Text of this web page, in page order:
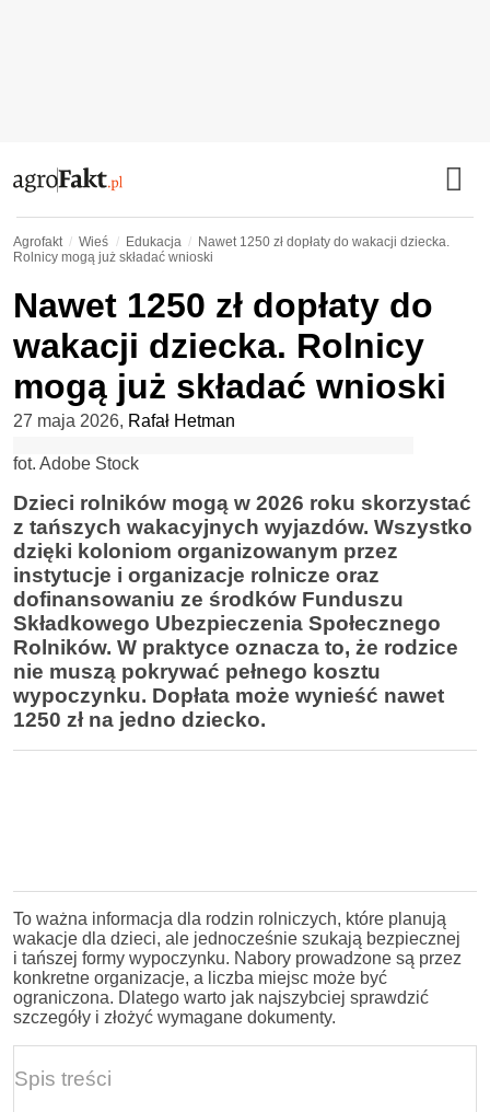
Agrofakt Wieś Edukacja
Nawet 1250 zł dopłaty do wakacji dziecka.
Rolnicy mogą już składać wnioski
Nawet 1250 zł dopłaty do
wakacji dziecka. Rolnicy
mogą już składać wnioski
27 maja 2026, Rafał Hetman
fot. Adobe Stock
Dzieci rolników mogą w 2026 roku skorzystać
z tańszych wakacyjnych wyjazdów. Wszystko
dzięki koloniom organizowanym przez
instytucje i organizacje rolnicze oraz
dofinansowaniu ze środków Funduszu
Składkowego Ubezpieczenia Społecznego
Rolników. W praktyce oznacza to, że rodzice
nie muszą pokrywać pełnego kosztu
wypoczynku. Dopłata może wynieść nawet
1250 zł na jedno dziecko.
To ważna informacja dla rodzin rolniczych, które planują
wakacje dla dzieci, ale jednocześnie szukają bezpiecznej
i tańszej formy wypoczynku. Nabory prowadzone są przez
konkretne organizacje, a liczba miejsc może być
ograniczona. Dlatego warto jak najszybciej sprawdzić
szczegóły i złożyć wymagane dokumenty.
Spis treści